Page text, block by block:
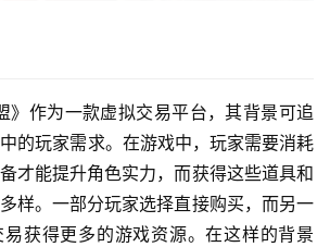
》作为一款虚拟交易平台，其背景可追
的玩家需求。在游戏中，玩家需要消耗
才能提升角色实力，而获得这些道具和
样。一部分玩家选择直接购买，而另一
获得更多的游戏资源。在这样的背景